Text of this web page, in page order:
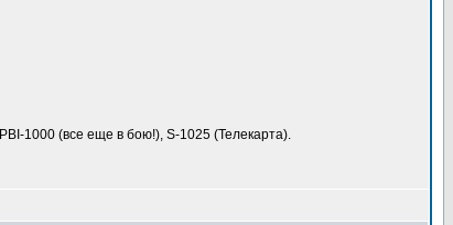
1000 (все еще в бою!), S-1025 (Телекарта).